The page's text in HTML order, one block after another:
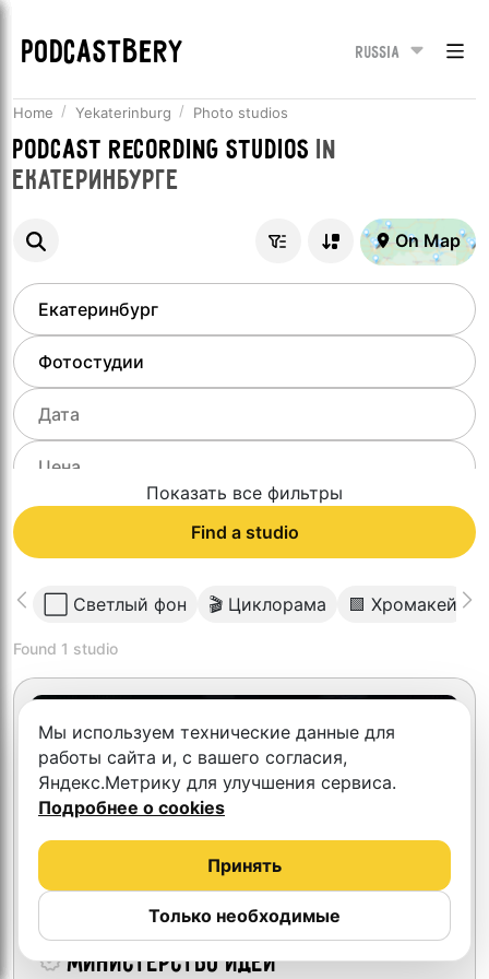
PODCASTBERY Russia
Home Yekaterinburg Photo studios
Podcast recording studios in
Екатеринбурге
On Map
Показать все фильтры
Find a studio
⬜️ Светлый фон 🎬 Циклорама 🟩 Хромакей
Found 1 studio
Министерство идей
Мы используем технические данные для
работы сайта и, с вашего согласия,
Яндекс.Метрику для улучшения сервиса.
Подробнее о cookies
Только необходимые
Принять